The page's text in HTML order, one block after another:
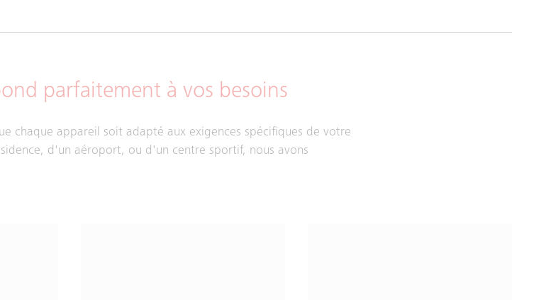
parfaitement à vos besoins
chaque appareil soit adapté aux exigences spécifiques de votre
d'un aéroport, ou d'un centre sportif, nous avons